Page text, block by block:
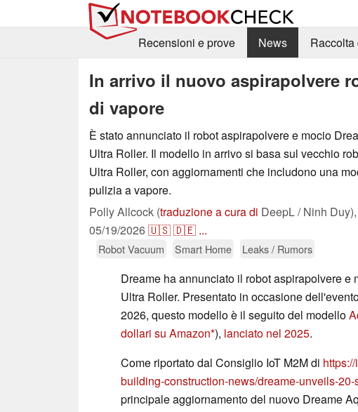
Recensioni e prove
News
In arrivo il nuovo aspirapolvere
di vapore
È stato annunciato il robot aspirapolvere e mocio
Ultra Roller. Il modello in arrivo si basa sul vecchio
Ultra Roller, con aggiornamenti che includono una
pulizia a vapore.
Polly Allcock (traduzione a cura di DeepL / Ninh Duy),
05/19/2026🇺🇸🇩🇪 ...
Robot Vacuum Smart Home Leaks / Rumors
Dreame ha annunciato il robot aspirapolvere e
Ultra Roller. Presentato in occasione
2026, questo modello è il seguito del modello
dollari su Amazon ), lanciato nel 2025.
Come riportato dal Consiglio IoT M2M di
building-construction-news/dreame-unveils-
principale aggiornamento del nuovo Dreame